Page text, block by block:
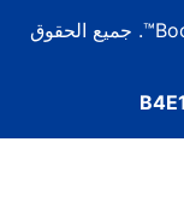
حقوق النشر © 1996–2026 Booking.com™. جميع الحقوق